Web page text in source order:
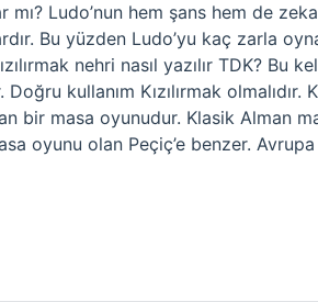
Ludo’nun hem şans hem de
Bu yüzden Ludo’yu kaç zarla
nehri nasıl yazılır TDK? Bu
Doğru kullanım Kızılırmak
bir masa oyunudur. Klasik Alman
oyunu olan Peçiç’e benzer.